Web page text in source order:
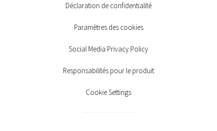
Déclaration de confidentialité
Paramètres des cookies
Social Media Privacy Policy
Responsabilités pour le produit
Cookie Settings